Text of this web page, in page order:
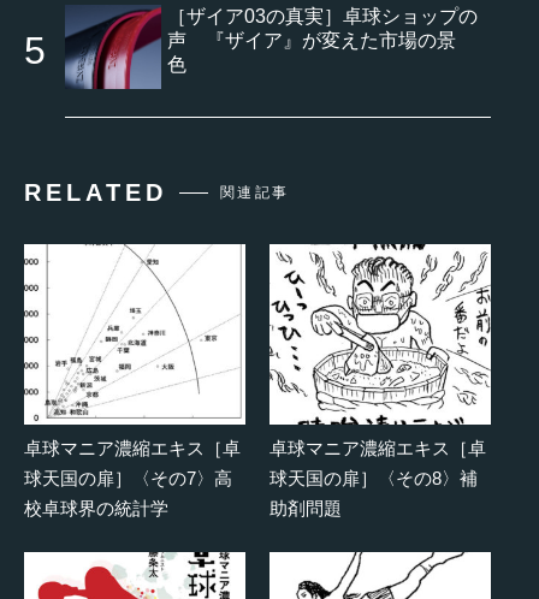
［ザイア03の真実］卓球ショップの
声 『ザイア』が変えた市場の景
色
RELATED 関連記事
卓球マニア濃縮エキス［卓
球天国の扉］〈その7〉高
校卓球界の統計学
卓球マニア濃縮エキス［卓
球天国の扉］〈その8〉補
助剤問題